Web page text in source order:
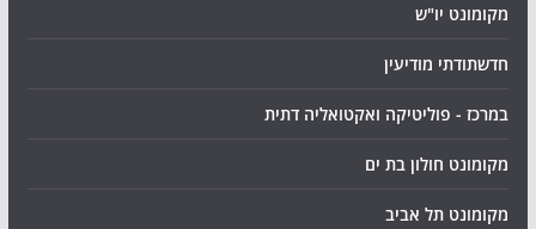
מקומונט יו"ש
חדשתודתי מודיעין
במרכז - פוליטיקה ואקטואליה דתית
מקומונט חולון בת ים
מקומונט תל אביב